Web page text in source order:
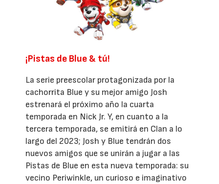
¡Pistas de Blue & tú!
La serie preescolar protagonizada por la
cachorrita Blue y su mejor amigo Josh
estrenará el próximo año la cuarta
temporada en Nick Jr. Y, en cuanto a la
tercera temporada, se emitirá en Clan a lo
largo del 2023; Josh y Blue tendrán dos
nuevos amigos que se unirán a jugar a las
Pistas de Blue en esta nueva temporada: su
vecino Periwinkle, un curioso e imaginativo